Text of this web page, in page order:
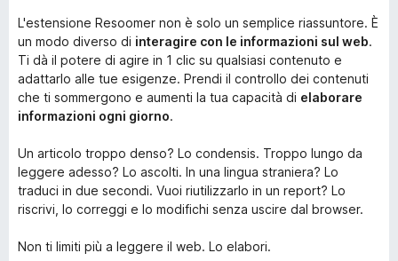
L'estensione Resoomer non è solo un semplice riassuntore. È
un modo diverso di interagire con le informazioni sul web.
Ti dà il potere di agire in 1 clic su qualsiasi contenuto e
adattarlo alle tue esigenze. Prendi il controllo dei contenuti
che ti sommergono e aumenti la tua capacità di elaborare
informazioni ogni giorno.
Un articolo troppo denso? Lo condensis. Troppo lungo da
leggere adesso? Lo ascolti. In una lingua straniera? Lo
traduci in due secondi. Vuoi riutilizzarlo in un report? Lo
riscrivi, lo correggi e lo modifichi senza uscire dal browser.
Non ti limiti più a leggere il web. Lo elabori.